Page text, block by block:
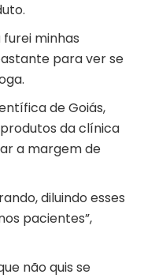
furei minhas
para ver se
de Goiás,
da clínica
a margem de
diluindo esses
pacientes”,
não quis se